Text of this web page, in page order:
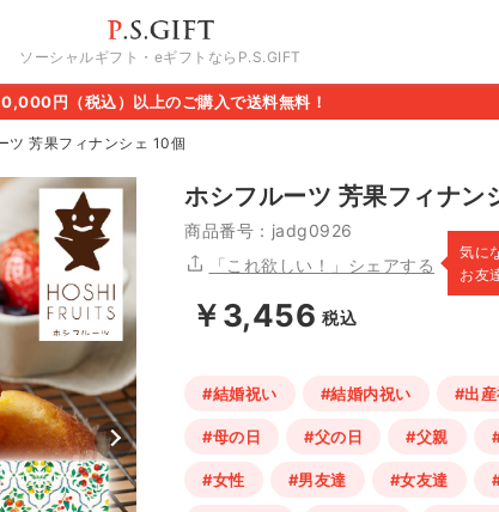
ソーシャルギフト・eギフトならP.S.GIFT
円（税込）以上のご購入で送料無料！
ツ 芳果フィナンシェ 10個
ホシフルーツ 芳果フィナン
商品番号：jadg0926
気に
お友
「これ欲しい！」シェアする
￥3,456 税込
#結婚祝い #結婚内祝い #出
#母の日 #父の日 #父親
#女性 #男友達 #女友達